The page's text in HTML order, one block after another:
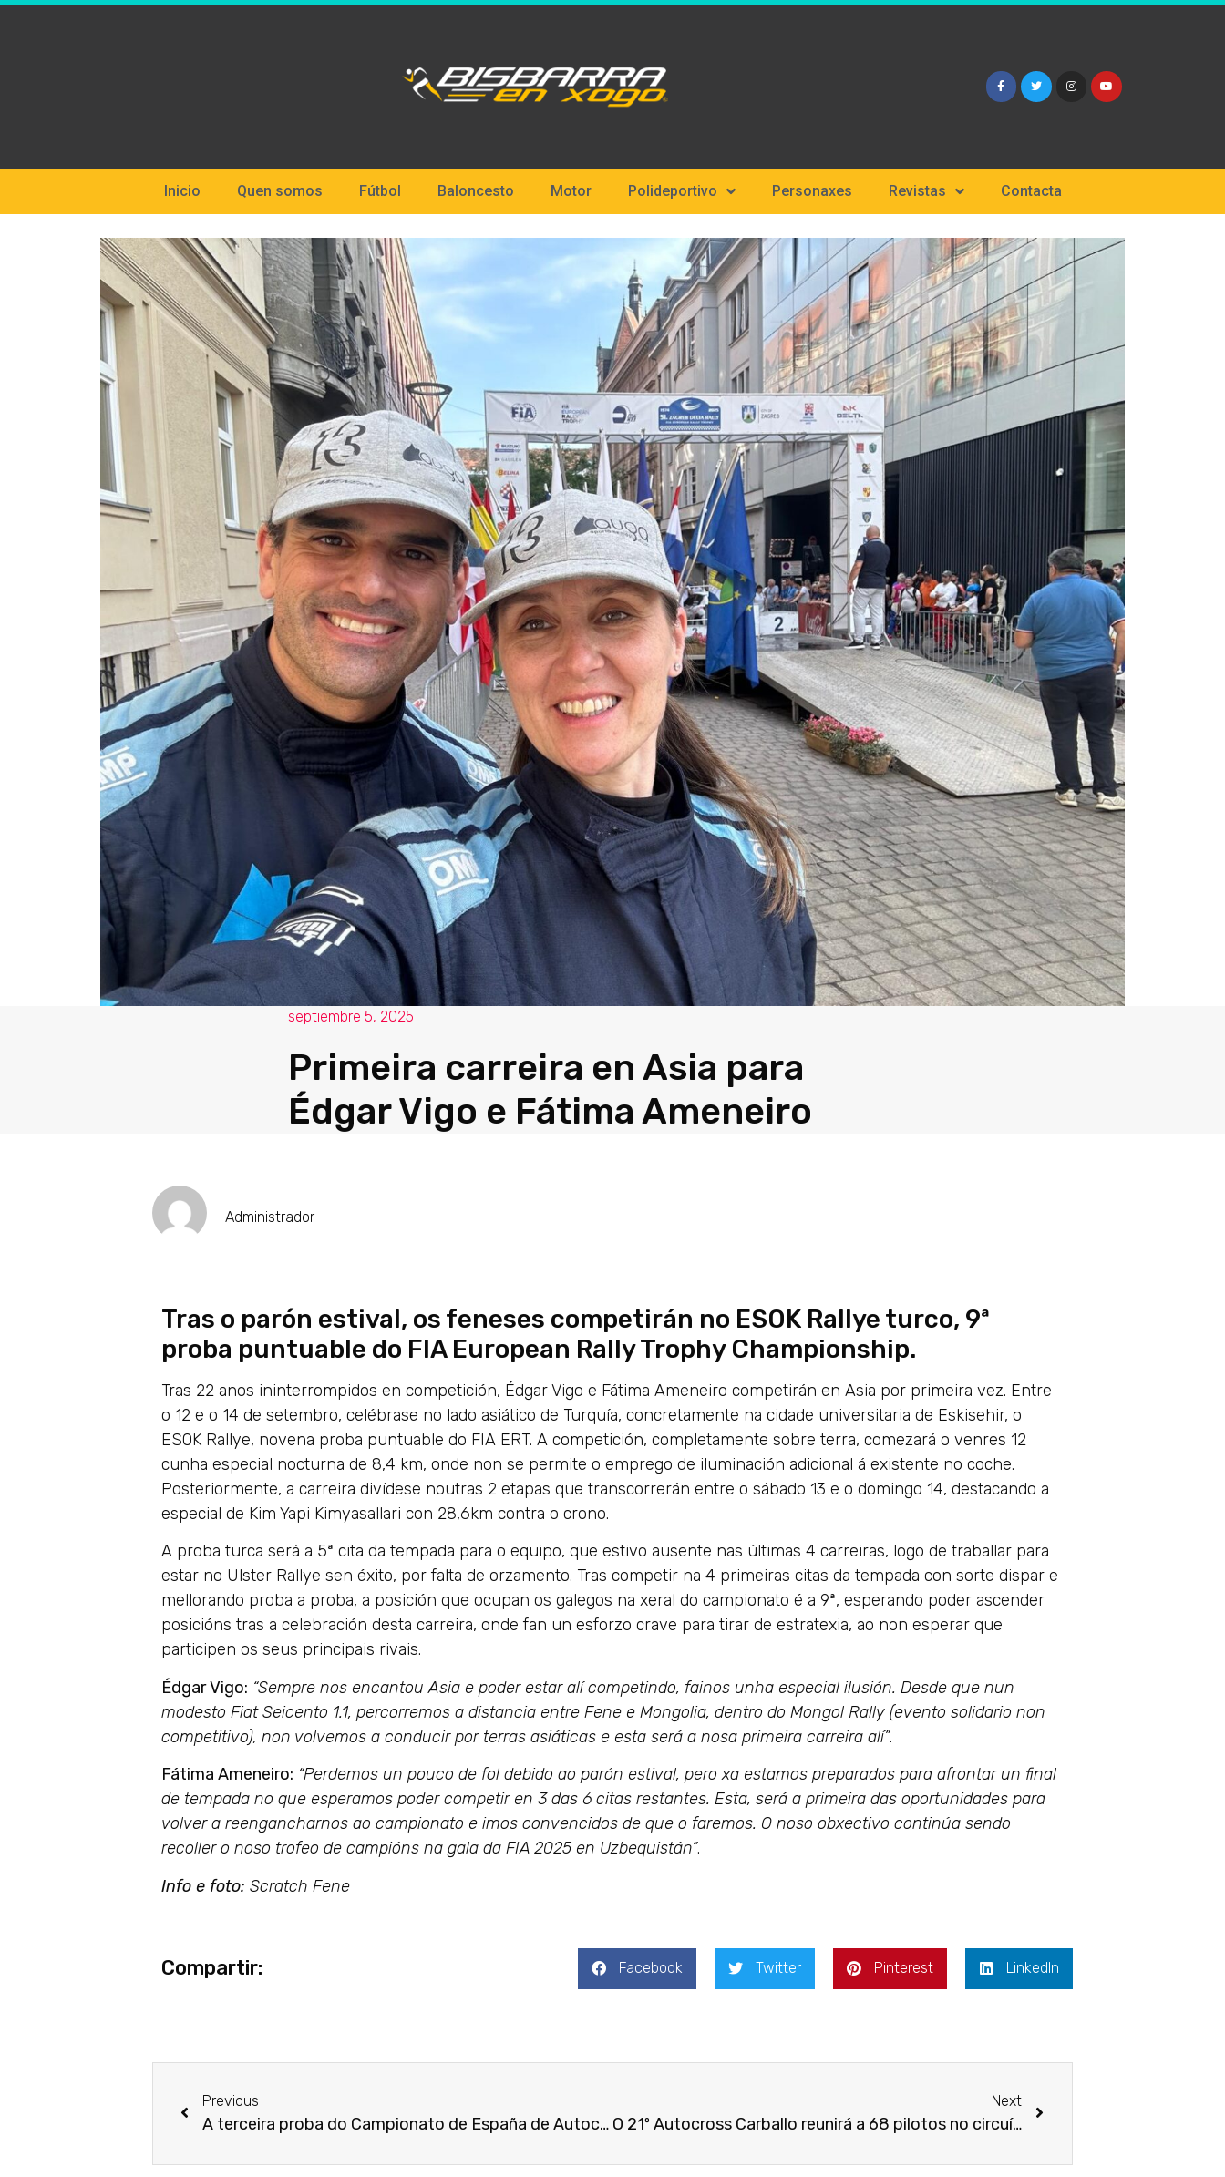
Inicio Quen somos Fútbol Baloncesto Motor Polideportivo Personaxes Revistas Contacta
septiembre 5, 2025
Primeira carreira en Asia para
Édgar Vigo e Fátima Ameneiro
Administrador
Tras o parón estival, os feneses competirán no ESOK Rallye turco, 9ª
proba puntuable do FIA European Rally Trophy Championship.
Tras 22 anos ininterrompidos en competición, Édgar Vigo e Fátima Ameneiro competirán en Asia por primeira vez. Entre
o 12 e o 14 de setembro, celébrase no lado asiático de Turquía, concretamente na cidade universitaria de Eskisehir, o
ESOK Rallye, novena proba puntuable do FIA ERT. A competición, completamente sobre terra, comezará o venres 12
cunha especial nocturna de 8,4 km, onde non se permite o emprego de iluminación adicional á existente no coche.
Posteriormente, a carreira divídese noutras 2 etapas que transcorrerán entre o sábado 13 e o domingo 14, destacando a
especial de Kim Yapi Kimyasallari con 28,6km contra o crono.
A proba turca será a 5ª cita da tempada para o equipo, que estivo ausente nas últimas 4 carreiras, logo de traballar para
estar no Ulster Rallye sen éxito, por falta de orzamento. Tras competir na 4 primeiras citas da tempada con sorte dispar e
mellorando proba a proba, a posición que ocupan os galegos na xeral do campionato é a 9ª, esperando poder ascender
posicións tras a celebración desta carreira, onde fan un esforzo crave para tirar de estratexia, ao non esperar que
participen os seus principais rivais.
Édgar Vigo: “Sempre nos encantou Asia e poder estar alí competindo, fainos unha especial ilusión. Desde que nun
modesto Fiat Seicento 1.1, percorremos a distancia entre Fene e Mongolia, dentro do Mongol Rally (evento solidario non
competitivo), non volvemos a conducir por terras asiáticas e esta será a nosa primeira carreira alí”.
Fátima Ameneiro: “Perdemos un pouco de fol debido ao parón estival, pero xa estamos preparados para afrontar un final
de tempada no que esperamos poder competir en 3 das 6 citas restantes. Esta, será a primeira das oportunidades para
volver a reengancharnos ao campionato e imos convencidos de que o faremos. O noso obxectivo continúa sendo
recoller o noso trofeo de campións na gala da FIA 2025 en Uzbequistán”.
Info e foto: Scratch Fene
Compartir: Facebook Twitter Pinterest LinkedIn
Previous
A terceira proba do Campionato de España de Autocross reúne esta fin de semana en Carballo a 120 pilotos/as
Next
O 21º Autocross Carballo reunirá a 68 pilotos no circuíto municipal